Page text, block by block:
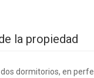
la propiedad
dormitorios, en